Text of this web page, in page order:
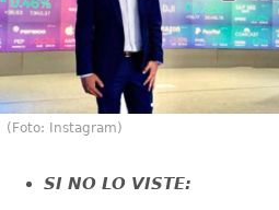
(Foto: Instagram)
SI NO LO VISTE: